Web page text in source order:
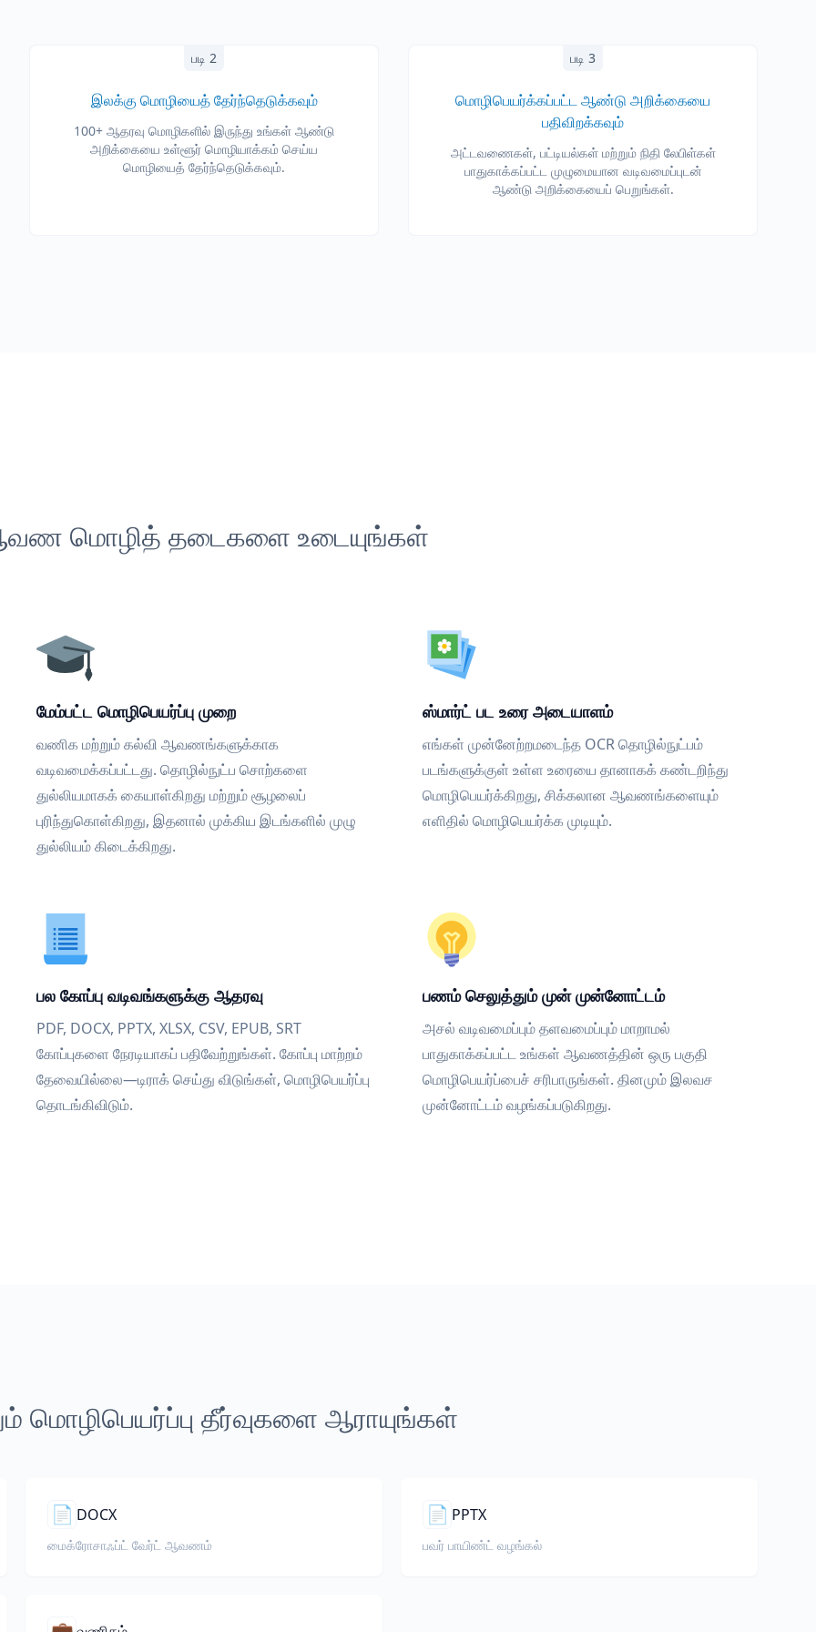
படி 2
இலக்கு மொழியைத் தேர்ந்தெடுக்கவும்
100+ ஆதரவு மொழிகளில் இருந்து உங்கள் ஆண்டு
அறிக்கையை உள்ளூர் மொழியாக்கம் செய்ய
மொழியைத் தேர்ந்தெடுக்கவும்.
படி 3
மொழிபெயர்க்கப்பட்ட ஆண்டு அறிக்கையை
பதிவிறக்கவும்
அட்டவணைகள், பட்டியல்கள் மற்றும் நிதி லேபிள்கள்
பாதுகாக்கப்பட்ட முழுமையான வடிவமைப்புடன்
ஆண்டு அறிக்கையைப் பெறுங்கள்.
மொழித் தடைகளை உடையுங்கள்
மேம்பட்ட மொழிபெயர்ப்பு முறை
வணிக மற்றும் கல்வி ஆவணங்களுக்காக
வடிவமைக்கப்பட்டது. தொழில்நுட்ப சொற்களை
துல்லியமாகக் கையாள்கிறது மற்றும் சூழலைப்
புரிந்துகொள்கிறது, இதனால் முக்கிய இடங்களில் முழு
துல்லியம் கிடைக்கிறது.
ஸ்மார்ட் பட உரை அடையாளம்
எங்கள் முன்னேற்றமடைந்த OCR தொழில்நுட்பம்
படங்களுக்குள் உள்ள உரையை தானாகக் கண்டறிந்து
மொழிபெயர்க்கிறது, சிக்கலான ஆவணங்களையும்
எளிதில் மொழிபெயர்க்க முடியும்.
பல கோப்பு வடிவங்களுக்கு ஆதரவு
PDF, DOCX, PPTX, XLSX, CSV, EPUB, SRT
கோப்புகளை நேரடியாகப் பதிவேற்றுங்கள். கோப்பு மாற்றம்
தேவையில்லை—டிராக் செய்து விடுங்கள், மொழிபெயர்ப்பு
தொடங்கிவிடும்.
பணம் செலுத்தும் முன் முன்னோட்டம்
அசல் வடிவமைப்பும் தளவமைப்பும் மாறாமல்
பாதுகாக்கப்பட்ட உங்கள் ஆவணத்தின் ஒரு பகுதி
மொழிபெயர்ப்பைச் சரிபாருங்கள். தினமும் இலவச
முன்னோட்டம் வழங்கப்படுகிறது.
மொழிபெயர்ப்பு தீர்வுகளை ஆராயுங்கள்
📄 DOCX
மைக்ரோசாஃப்ட் வேர்ட் ஆவணம்
📄 PPTX
பவர் பாயிண்ட் வழங்கல்